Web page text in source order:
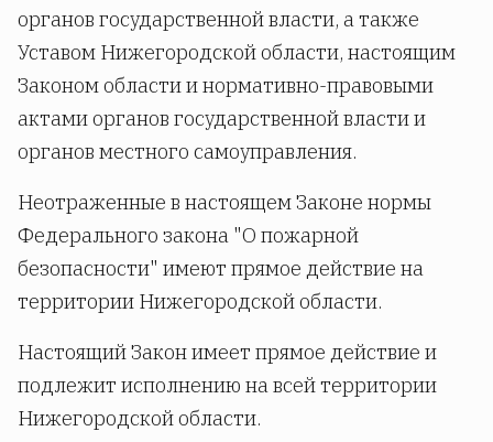
органов государственной власти, а также
Уставом Нижегородской области, настоящим
Законом области и нормативно-правовыми
актами органов государственной власти и
органов местного самоуправления.
Неотраженные в настоящем Законе нормы
Федерального закона "О пожарной
безопасности" имеют прямое действие на
территории Нижегородской области.
Настоящий Закон имеет прямое действие и
подлежит исполнению на всей территории
Нижегородской области.